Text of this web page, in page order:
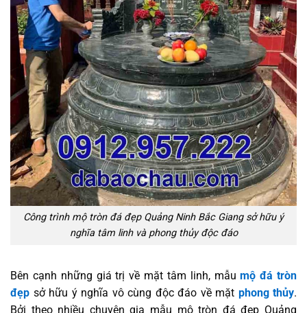
Công trình mộ tròn đá đẹp Quảng Ninh Bắc Giang sở hữu ý
nghĩa tâm linh và phong thủy độc đáo
Bên cạnh những giá trị về mặt tâm linh, mẫumộ đá tròn
đẹp sở hữu ý nghĩa vô cùng độc đáo về mặt phong thủy.
Bởi theo nhiều chuyên gia mẫu mộ tròn đá đẹp Quảng